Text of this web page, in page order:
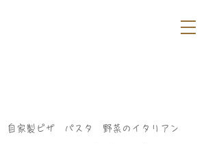
自家製ピザ パスタ 野菜のイタリアン